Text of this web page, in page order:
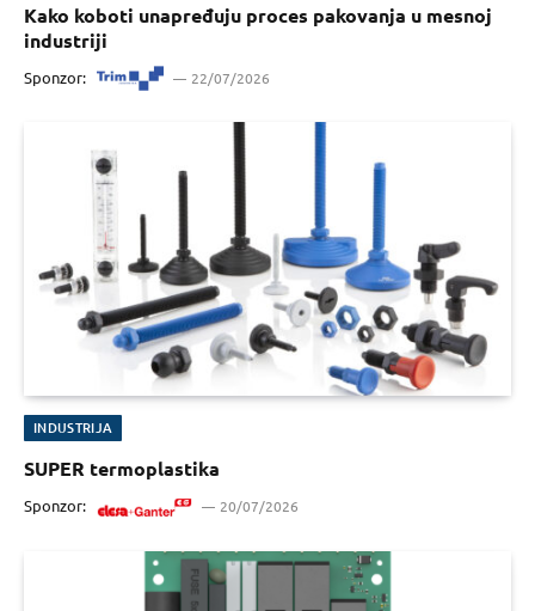
Kako koboti unapređuju proces pakovanja u mesnoj
industriji
Sponzor: 22/07/2026
INDUSTRIJA
SUPER termoplastika
Sponzor: 20/07/2026